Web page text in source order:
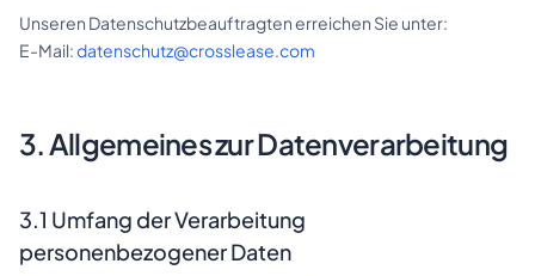
DE EN
Unseren Datenschutzbeauftragten erreichen Sie unter:
E-Mail:datenschutz@crosslease.com
3. Allgemeines zur Datenverarbeitung
3.1 Umfang der Verarbeitung
personenbezogener Daten